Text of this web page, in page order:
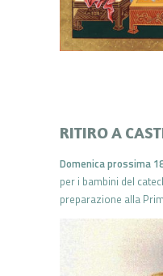
RITIRO A
Domenica prossima
per i bambini del
preparazione alla